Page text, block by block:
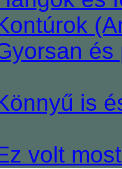
is
volt